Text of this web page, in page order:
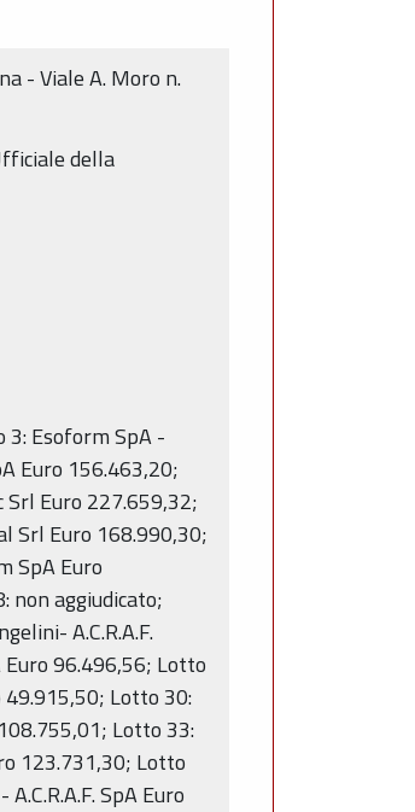
- Viale A. Moro n.
della
3: Esoform SpA -
Euro 156.463,20;
Srl Euro 227.659,32;
Srl Euro 168.990,30;
SpA Euro
non aggiudicato;
A.C.R.A.F.
Euro 96.496,56; Lotto
49.915,50; Lotto 30:
Lotto 33:
123.731,30; Lotto
SpA Euro